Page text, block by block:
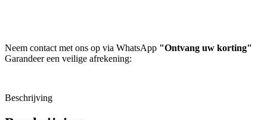
Neem contact met ons op via WhatsApp "Ontvang uw korting"
Garandeer een veilige afrekening:
Beschrijving